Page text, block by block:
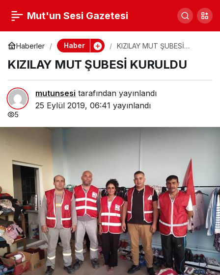
Mut'un Sesi Gazetesi
Haberler Haber
KIZILAY MUT ŞUBESİ
KIZILAY MUT ŞUBESİ KURULDU
mutunsesi tarafından yayınlandı
25 Eylül 2019, 06:41 yayınlandı
5
ÜLKÜ OCAKLARINDAN
AŞURE VE YEMEK
0 Paylaş